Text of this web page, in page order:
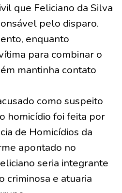
que Feliciano da Silva
pelo disparo.
enquanto
para combinar o
mantinha contato
como suspeito
homicídio foi feita por
de Homicídios da
apontado no
seria integrante
criminosa e atuaria